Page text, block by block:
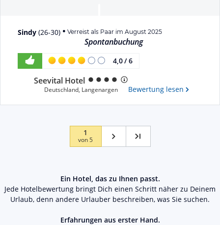
Sindy (26-30) Verreist als Paar im August 2025
Spontanbuchung
4,0/ 6
Seevital Hotel
Deutschland, Langenargen Bewertung lesen
1
von5
Ein Hotel, das zu Ihnen passt.
Jede Hotelbewertung bringt Dich einen Schritt näher zu Deinem
Urlaub, denn andere Urlauber beschreiben, was Sie suchen.
Erfahrungen aus erster Hand.